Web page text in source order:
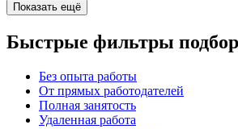
Показать ещё
Быстрые фильтры
Без опыта работы
От прямых работодателей
Полная занятость
Удаленная работа